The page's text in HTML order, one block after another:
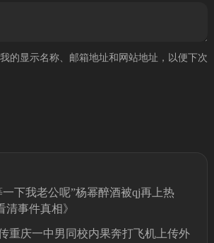
的显示名称、邮箱地址和网站地址，以便下次
一下我老公呢”杨幂醉酒被qj再上热
清事件真相》
重庆一中男同校内果奔打飞机上传外